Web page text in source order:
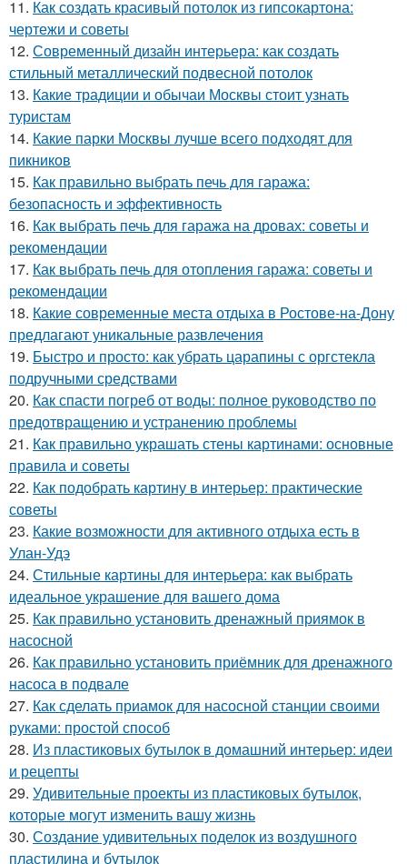
11. Как создать красивый потолок из гипсокартона:
чертежи и советы
12. Современный дизайн интерьера: как создать
стильный металлический подвесной потолок
13. Какие традиции и обычаи Москвы стоит узнать
туристам
14. Какие парки Москвы лучше всего подходят для
пикников
15. Как правильно выбрать печь для гаража:
безопасность и эффективность
16. Как выбрать печь для гаража на дровах: советы и
рекомендации
17. Как выбрать печь для отопления гаража: советы и
рекомендации
18. Какие современные места отдыха в Ростове-на-Дону
предлагают уникальные развлечения
19. Быстро и просто: как убрать царапины с оргстекла
подручными средствами
20. Как спасти погреб от воды: полное руководство по
предотвращению и устранению проблемы
21. Как правильно украшать стены картинами: основные
правила и советы
22. Как подобрать картину в интерьер: практические
советы
23. Какие возможности для активного отдыха есть в
Улан-Удэ
24. Стильные картины для интерьера: как выбрать
идеальное украшение для вашего дома
25. Как правильно установить дренажный приямок в
насосной
26. Как правильно установить приёмник для дренажного
насоса в подвале
27. Как сделать приамок для насосной станции своими
руками: простой способ
28. Из пластиковых бутылок в домашний интерьер: идеи
и рецепты
29. Удивительные проекты из пластиковых бутылок,
которые могут изменить вашу жизнь
30. Создание удивительных поделок из воздушного
пластилина и бутылок